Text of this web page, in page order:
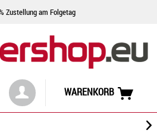
Zustellung am Folgetag
WARENKORB